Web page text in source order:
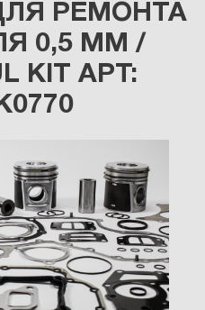
РЕМОНТА
0,5 ММ /
KIT АРТ: